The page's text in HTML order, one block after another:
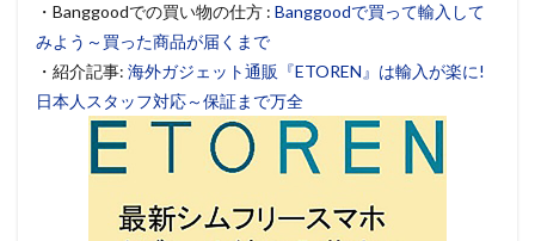
・Banggoodでの買い物の仕方 : Banggoodで買って輸入して
みよう～買った商品が届くまで
・紹介記事: 海外ガジェット通販『ETOREN』は輸入が楽に!
日本人スタッフ対応～保証まで万全